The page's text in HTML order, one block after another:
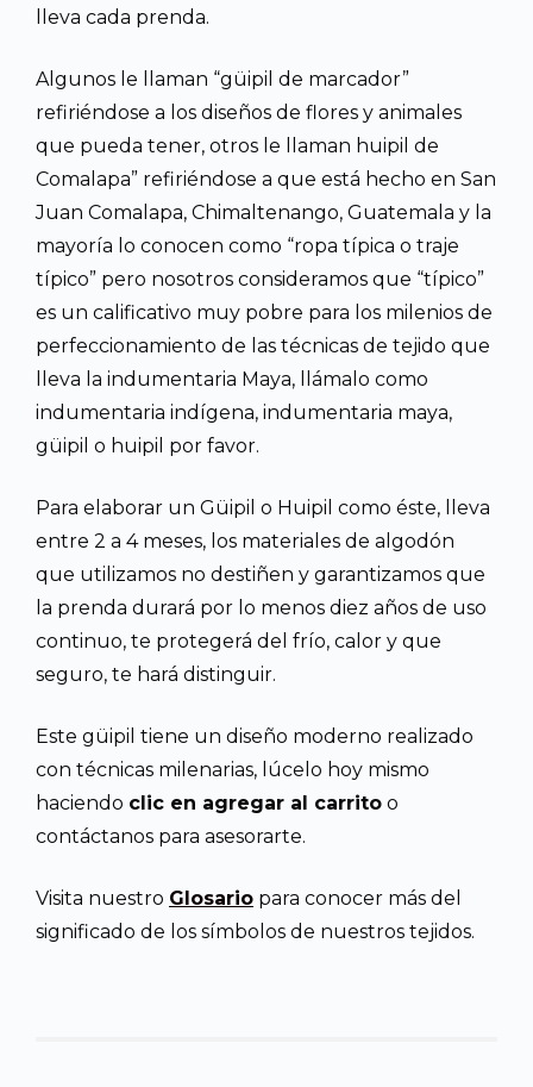
lleva cada prenda.
Algunos le llaman “güipil de marcador”
refiriéndose a los diseños de flores y animales
que pueda tener, otros le llaman huipil de
Comalapa” refiriéndose a que está hecho en San
Juan Comalapa, Chimaltenango, Guatemala y la
mayoría lo conocen como “ropa típica o traje
típico” pero nosotros consideramos que “típico”
es un calificativo muy pobre para los milenios de
perfeccionamiento de las técnicas de tejido que
lleva la indumentaria Maya, llámalo como
indumentaria indígena, indumentaria maya,
güipil o huipil por favor.
Para elaborar un Güipil o Huipil como éste, lleva
entre 2 a 4 meses, los materiales de algodón
que utilizamos no destiñen y garantizamos que
la prenda durará por lo menos diez años de uso
continuo, te protegerá del frío, calor y que
seguro, te hará distinguir.
Este güipil tiene un diseño moderno realizado
con técnicas milenarias, lúcelo hoy mismo
haciendo clic en agregar al carrito o
contáctanos para asesorarte.
Visita nuestro Glosario para conocer más del
significado de los símbolos de nuestros tejidos.